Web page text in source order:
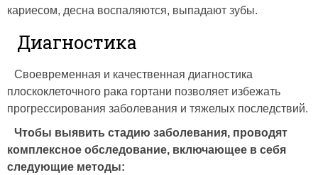
кариесом, десна воспаляются, выпадают зубы.
Диагностика
Своевременная и качественная диагностика
плоскоклеточного рака гортани позволяет избежать
прогрессирования заболевания и тяжелых последствий.
Чтобы выявить стадию заболевания, проводят
комплексное обследование, включающее в себя
следующие методы: